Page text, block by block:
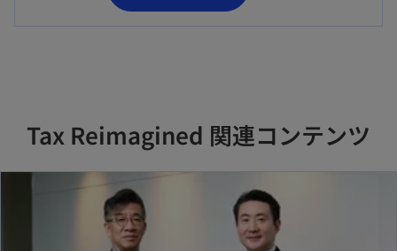
し
開
Tax Reimagined 関連コンテンツ